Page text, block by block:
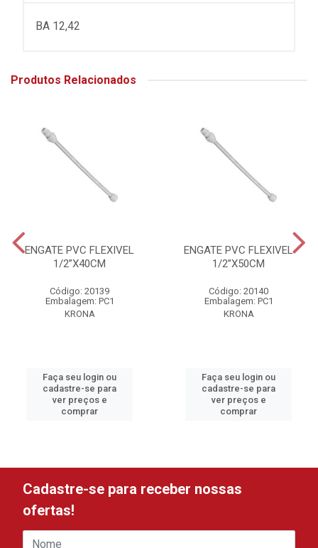
BA 12,42
Produtos Relacionados
ENGATE PVC FLEXIVEL
1/2”X40CM
Código: 20139
Embalagem: PC1
KRONA
Faça seu login ou
cadastre-se para
ver preços e
comprar
ENGATE PVC FLEXIVEL
1/2”X50CM
Código: 20140
Embalagem: PC1
KRONA
Faça seu login ou
cadastre-se para
ver preços e
comprar
Cadastre-se para receber nossas
ofertas!